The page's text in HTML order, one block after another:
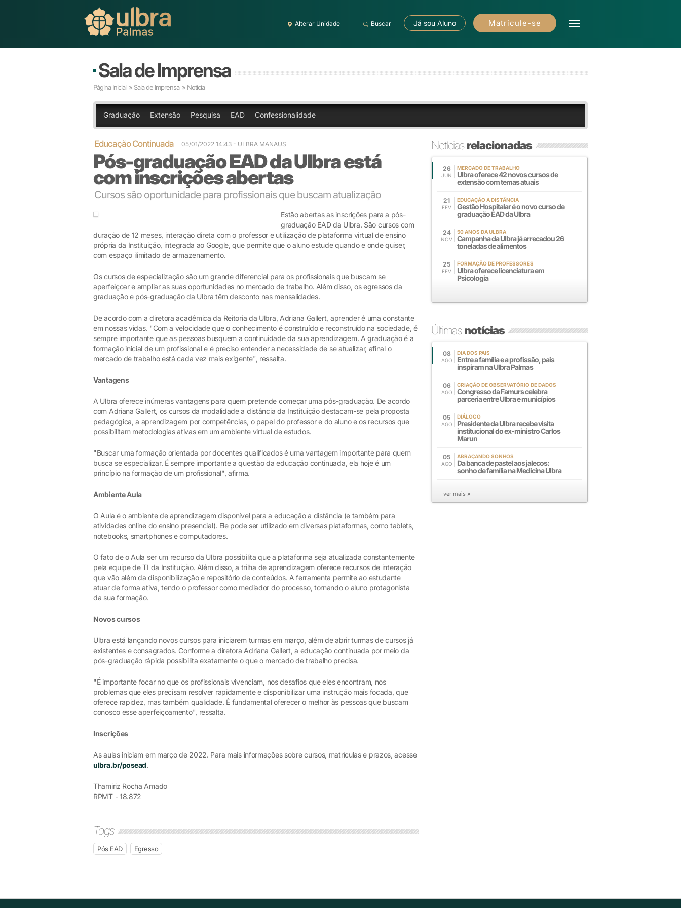
Alterar Unidade Buscar Já sou Aluno Matricule-se
Sala de Imprensa
Página Inicial » Sala de Imprensa » Notícia
Graduação Extensão Pesquisa EAD Confessionalidade
Educação Continuada 05/01/2022 14:43 - ULBRA MANAUS
Pós-graduação EAD da Ulbra está
com inscrições abertas
Cursos são oportunidade para profissionais que buscam atualização
Estão abertas as inscrições para a pós-
graduação EAD da Ulbra. São cursos com
duração de 12 meses, interação direta com o professor e utilização de plataforma virtual de ensino
própria da Instituição, integrada ao Google, que permite que o aluno estude quando e onde quiser,
com espaço ilimitado de armazenamento.
Os cursos de especialização são um grande diferencial para os profissionais que buscam se
aperfeiçoar e ampliar as suas oportunidades no mercado de trabalho. Além disso, os egressos da
graduação e pós-graduação da Ulbra têm desconto nas mensalidades.
De acordo com a diretora acadêmica da Reitoria da Ulbra, Adriana Gallert, aprender é uma constante
em nossas vidas. "Com a velocidade que o conhecimento é construído e reconstruído na sociedade, é
sempre importante que as pessoas busquem a continuidade da sua aprendizagem. A graduação é a
formação inicial de um profissional e é preciso entender a necessidade de se atualizar, afinal o
mercado de trabalho está cada vez mais exigente", ressalta.
Vantagens
A Ulbra oferece inúmeras vantagens para quem pretende começar uma pós-graduação. De acordo
com Adriana Gallert, os cursos da modalidade a distância da Instituição destacam-se pela proposta
pedagógica, a aprendizagem por competências, o papel do professor e do aluno e os recursos que
possibilitam metodologias ativas em um ambiente virtual de estudos.
"Buscar uma formação orientada por docentes qualificados é uma vantagem importante para quem
busca se especializar. É sempre importante a questão da educação continuada, ela hoje é um
princípio na formação de um profissional", afirma.
Ambiente Aula
O Aula é o ambiente de aprendizagem disponível para a educação a distância (e também para
atividades online do ensino presencial). Ele pode ser utilizado em diversas plataformas, como tablets,
notebooks, smartphones e computadores.
O fato de o Aula ser um recurso da Ulbra possibilita que a plataforma seja atualizada constantemente
pela equipe de TI da Instituição. Além disso, a trilha de aprendizagem oferece recursos de interação
que vão além da disponibilização e repositório de conteúdos. A ferramenta permite ao estudante
atuar de forma ativa, tendo o professor como mediador do processo, tornando o aluno protagonista
da sua formação.
Novos cursos
Ulbra está lançando novos cursos para iniciarem turmas em março, além de abrir turmas de cursos já
existentes e consagrados. Conforme a diretora Adriana Gallert, a educação continuada por meio da
pós-graduação rápida possibilita exatamente o que o mercado de trabalho precisa.
"É importante focar no que os profissionais vivenciam, nos desafios que eles encontram, nos
problemas que eles precisam resolver rapidamente e disponibilizar uma instrução mais focada, que
oferece rapidez, mas também qualidade. É fundamental oferecer o melhor às pessoas que buscam
conosco esse aperfeiçoamento", ressalta.
Inscrições
As aulas iniciam em março de 2022. Para mais informações sobre cursos, matrículas e prazos, acesse
ulbra.br/posead.
Thamiriz Rocha Amado
RPMT - 18.872
Tags
Pós EAD Egresso
Notíciasrelacionadas
26
JUN
MERCADO DE TRABALHO
Ulbra oferece 42 novos cursos de
extensão com temas atuais
21
FEV
EDUCAÇÃO A DISTÂNCIA
Gestão Hospitalar é o novo curso de
graduação EAD da Ulbra
24
NOV
50 ANOS DA ULBRA
Campanha da Ulbra já arrecadou 26
toneladas de alimentos
25
FEV
FORMAÇÃO DE PROFESSORES
Ulbra oferece licenciatura em
Psicologia
Últimasnotícias
08
AGO
DIA DOS PAIS
Entre a família e a profissão, pais
inspiram na Ulbra Palmas
06
AGO
CRIAÇÃO DE OBSERVATÓRIO DE DADOS
Congresso da Famurs celebra
parceria entre Ulbra e municípios
05
AGO
DIÁLOGO
Presidente da Ulbra recebe visita
institucional do ex-ministro Carlos
Marun
05
AGO
ABRAÇANDO SONHOS
Da banca de pastel aos jalecos:
sonho de família na Medicina Ulbra
ver mais »